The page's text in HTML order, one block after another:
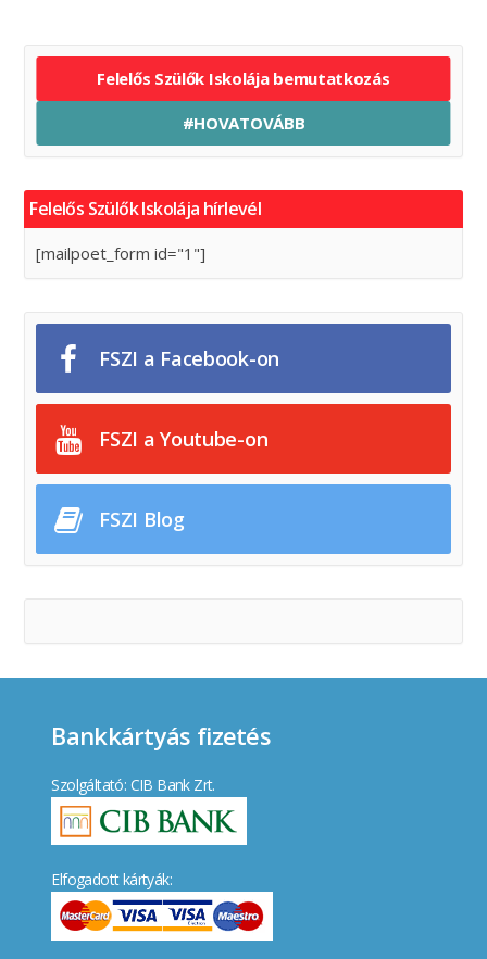
Felelős Szülők Iskolája bemutatkozás
#HOVATOVÁBB
Felelős Szülők Iskolája hírlevél
[mailpoet_form id="1"]
FSZI a Facebook-on
FSZI a Youtube-on
FSZI Blog
Bankkártyás fizetés
Szolgáltató: CIB Bank Zrt.
Elfogadott kártyák: